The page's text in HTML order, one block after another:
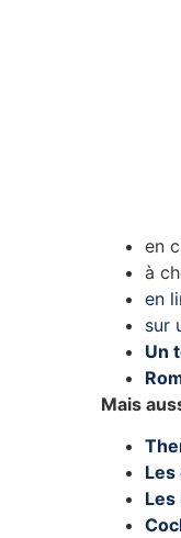
en
à
en
sur
Un
Mais
Les